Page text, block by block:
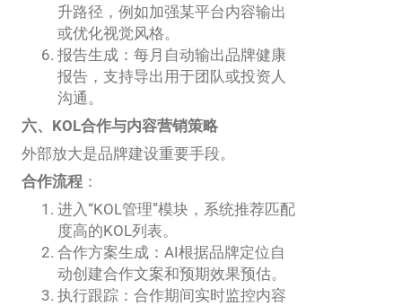
升路径，例如加强某平台内容输出
或优化视觉风格。
报告生成：每月自动输出品牌健康
报告，支持导出用于团队或投资人
沟通。
六、KOL合作与内容营销策略
外部放大是品牌建设重要手段。
合作流程 ：
进入“KOL管理”模块，系统推荐匹配
度高的KOL列表。
合作方案生成：AI根据品牌定位自
动创建合作文案和预期效果预估。
执行跟踪：合作期间实时监控内容